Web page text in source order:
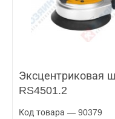
Эксцентриковая
RS4501.2
Код товара — 90379